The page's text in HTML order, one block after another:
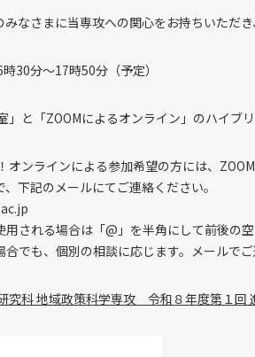
なさまに当専攻への関心をお持ちいただ
30分～17時50分（予定）
と「ZOOMによるオンライン」のハイブ
ンラインによる参加希望の方には、ZOOM
記のメールにてご連絡ください。
れる場合は「@」を半角にして前後の空
も、個別の相談に応じます。メールでご
究科 地域政策科学専攻 令和８年度第１回